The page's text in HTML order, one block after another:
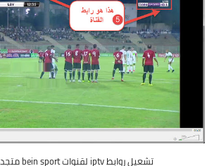
تشعيل روابط iptv لقنوات bein sport متجددة يوميا